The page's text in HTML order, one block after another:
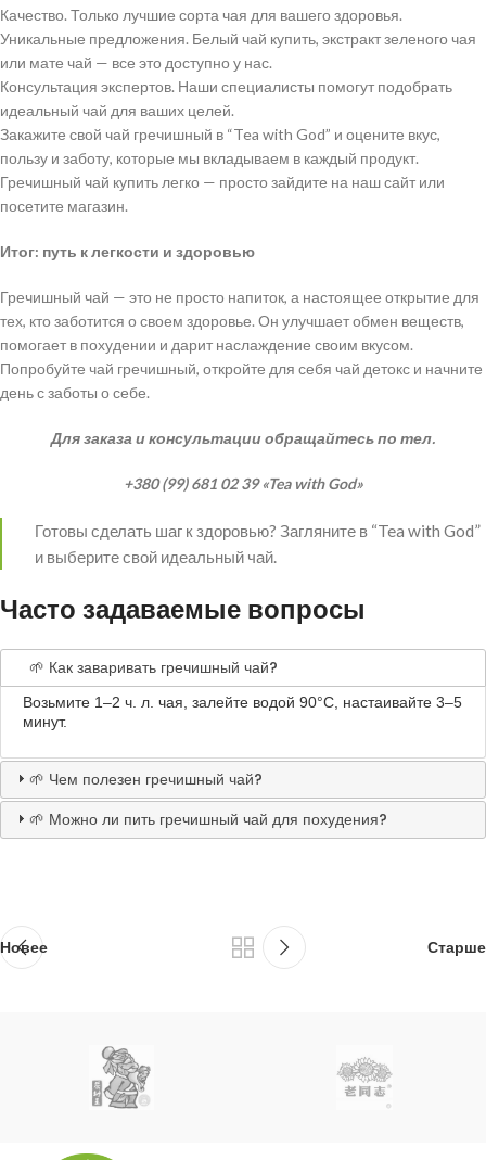
Качество. Только лучшие сорта чая для вашего здоровья.
Уникальные предложения. Белый чай купить, экстракт зеленого чая
или мате чай — все это доступно у нас.
Консультация экспертов. Наши специалисты помогут подобрать
идеальный чай для ваших целей.
Закажите свой чай гречишный в “Tea with God” и оцените вкус,
пользу и заботу, которые мы вкладываем в каждый продукт.
Гречишный чай купить легко — просто зайдите на наш сайт или
посетите магазин.
Итог: путь к легкости и здоровью
Гречишный чай — это не просто напиток, а настоящее открытие для
тех, кто заботится о своем здоровье. Он улучшает обмен веществ,
помогает в похудении и дарит наслаждение своим вкусом.
Попробуйте чай гречишный, откройте для себя чай детокс и начните
день с заботы о себе.
Для заказа и консультации обращайтесь по тел.
+380 (99) 681 02 39 «Tea with God»
Готовы сделать шаг к здоровью? Загляните в “Tea with God”
и выберите свой идеальный чай.
Часто задаваемые вопросы
🌱 Как заваривать гречишный чай?
Возьмите 1–2 ч. л. чая, залейте водой 90°C, настаивайте 3–5
минут.
🌱 Чем полезен гречишный чай?
🌱 Можно ли пить гречишный чай для похудения?
Новее Старше